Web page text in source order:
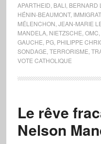
APARTHEID BALI, BERNARD
HÉNIN-BEAUMONT,
MÉLENCHON JEAN-MARIE
MANDELA, NIETZSCHE OMC
GAUCHE PG, PHILIPPE
SONDAGE TERRORISME
VOTE CATHOLIQUE
Le rêve
Nelson